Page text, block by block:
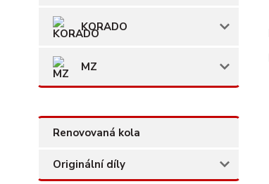
KORADO
MZ
Renovovaná kola
Originální díly